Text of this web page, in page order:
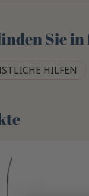
Sie
HILFEN